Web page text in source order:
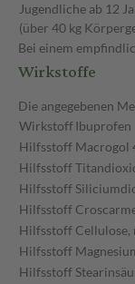
Jugendliche ab 12
(über 40 kg
Bei einem
Wirkstoffe
Die angegebenen
WirkstoffIbuprofen
Hilfsstoff Macrogol
Hilfsstoff
Hilfsstoff
Hilfsstoff
Hilfsstoff
Hilfsstoff
Hilfsstoff